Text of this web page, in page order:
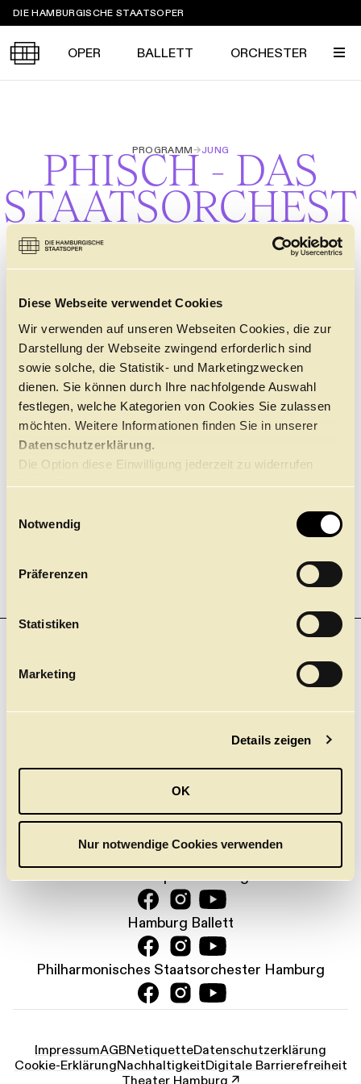
Diese Webseite verwendet Cookies
Wir verwenden auf unseren Webseiten Cookies, die zur
Darstellung der Webseite zwingend erforderlich sind
sowie solche, die Statistik- und Marketingzwecken
dienen. Sie können durch Ihre nachfolgende Auswahl
festlegen, welche Kategorien von Cookies Sie zulassen
möchten. Weitere Informationen finden Sie in unserer
Datenschutzerklärung.
Die Option diese Einwilligung jederzeit zu widerrufen
finden Sie
l
Notwendig
Präferenzen
Statistiken
Marketing
Details zeigen
OK
Nur notwendige Cookies verwenden
DIE HAMBURGISCHE STAATSOPER
OPER BALLETT ORCHESTER
Suche
Tickets &
Termine
Ihr Besuch
KALENDER
Alle Konzert
PROGRAMM
Spielzeit 2026/2027 Premieren
Repertoire Konzerte
ÜBER UNS
Oper Ballett Orchester
Die Hamburgische Staatsoper
SERVICE
Tickets & Preise Ihr Besuch Abos
Führungen Kontakt
DANKEMEIN KONTO
PROGRAMM→JUNG
PHISCH - DAS
STAATSORCHEST
ER HAUTNAH...
DAS STÜCK
ALTERSEMPFEHLUNG
Klasse 4-6
Einer für Alle. Und nichts mehr verpassen! Mit unserem
Jetzt anmelden
PRESSEKONTAKTDANKEJOBS
KARTENTELEFON:
+49 (0) 40 35 68 68
Staatsoper Hamburg
Hamburg Ballett
Philharmonisches Staatsorchester Hamburg
ImpressumAGBNetiquetteDatenschutz­erklärung
Cookie-ErklärungNachhaltigkeitDigitale Barrierefreiheit
Theater Hamburg ↗